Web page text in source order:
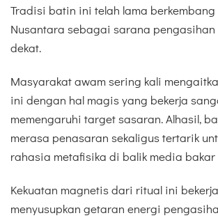
Tradisi batin ini telah lama
Nusantara sebagai sarana
dekat.
Masyarakat awam sering kali
ini dengan hal magis yang bekerja
memengaruhi target sasaran. Alhasil,
merasa penasaran sekaligus tertarik
rahasia metafisika di balik media bakar
Kekuatan magnetis dari ritual ini
menyusupkan getaran energi